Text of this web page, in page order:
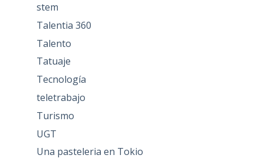
stem
Talentia 360
Talento
Tatuaje
Tecnología
teletrabajo
Turismo
UGT
Una pasteleria en Tokio